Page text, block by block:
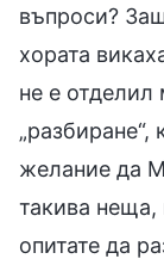
въпроси?
хората
не е отделил
„разбиране“,
желание да
такива
опитате да